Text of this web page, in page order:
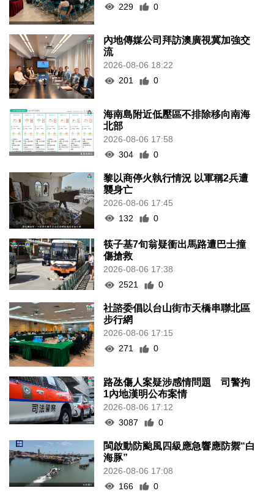
229
0
內地傳媒公司拜訪澳廣視冀加強交
流
2026-08-06 18:22
201
0
海南島附近低壓區不排除移向南海
北部
2026-08-06 17:58
304
0
黎以商停火執行情況 以軍稱2兵遭
襲身亡
2026-08-06 17:45
132
0
筷子基7旬翁疑衝出馬路遭巴士撞
傷搶救
2026-08-06 17:38
2521
0
社諮委倡以台山街市天橋串聯北區
步行網
2026-08-06 17:15
271
0
路氹傷人案疑涉感情問題 司警拘
1內地漢明公布案情
2026-08-06 17:12
3087
0
閩啟動防颱風四級應急響應防禦“白
海豚”
2026-08-06 17:08
166
0